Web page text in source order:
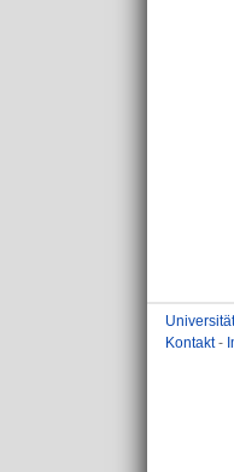
Kontakt-